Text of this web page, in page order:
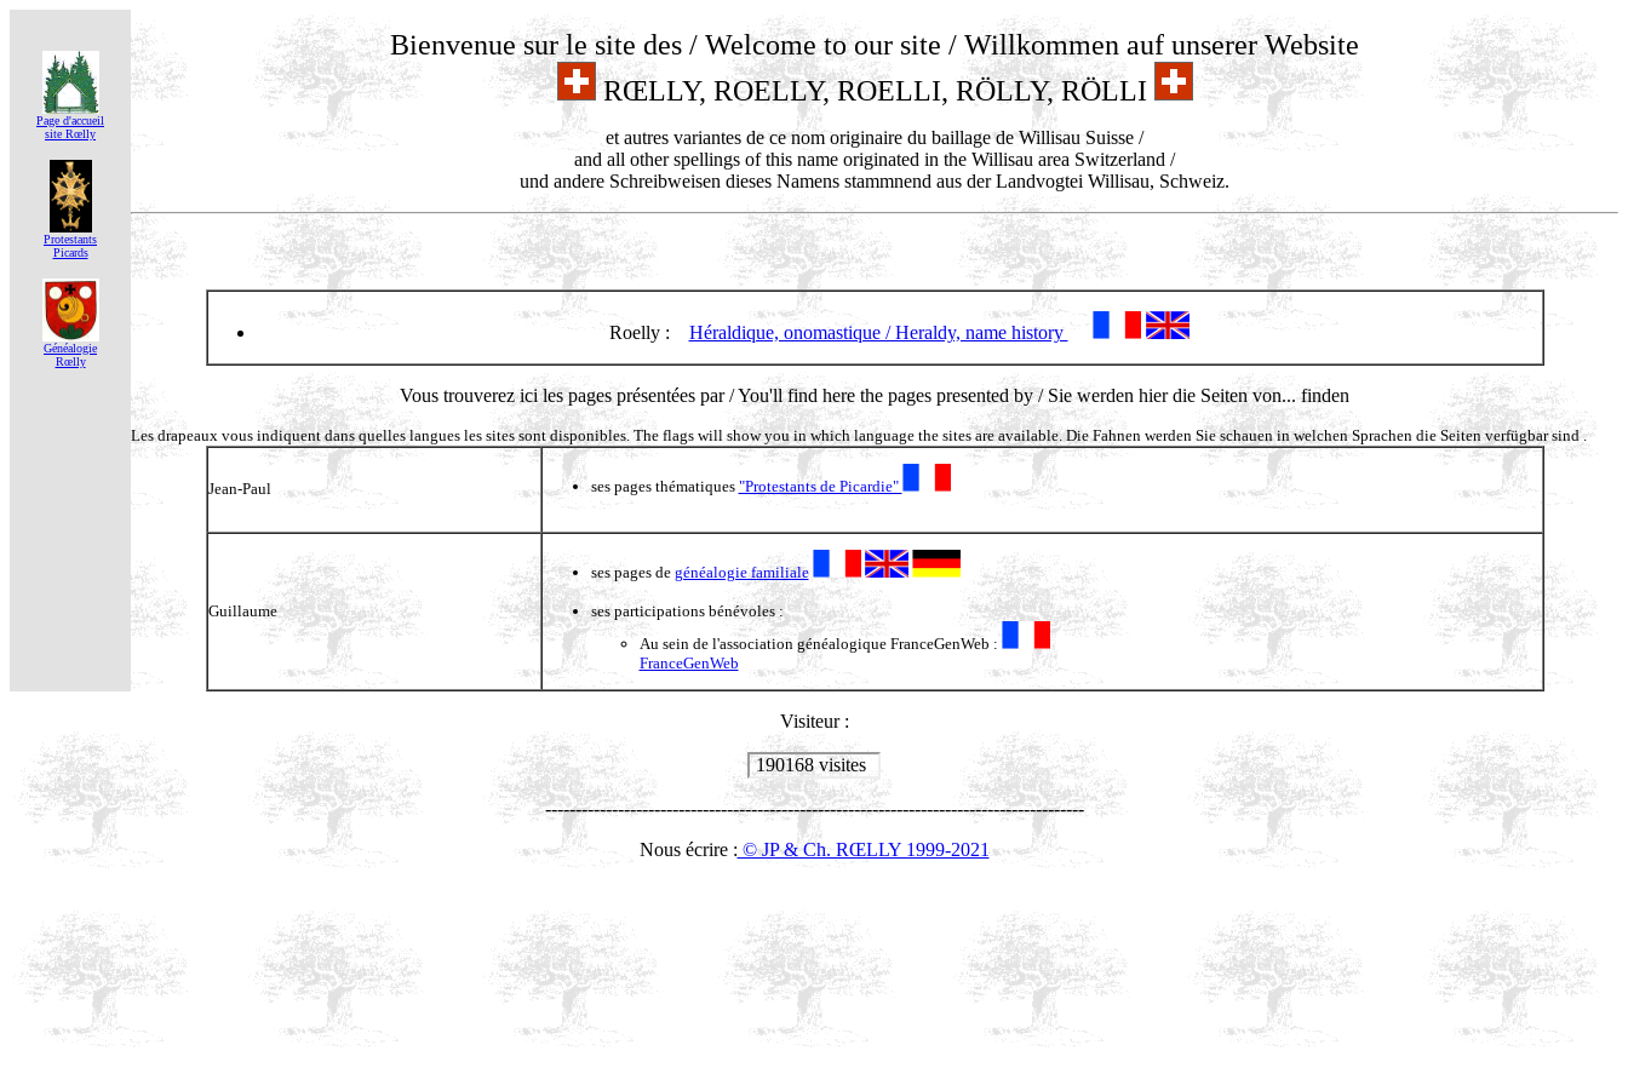
Page d'accueil
site Rœlly
Protestants
Picards
Généalogie
Rœlly
Bienvenue sur le site des / Welcome to our site / Willkommen auf unserer Website
RŒLLY, ROELLY, ROELLI, RÖLLY, RÖLLI
et autres variantes de ce nom originaire du baillage de Willisau Suisse /
and all other spellings of this name originated in the Willisau area Switzerland /
und andere Schreibweisen dieses Namens stammnend aus der Landvogtei Willisau, Schweiz.
Roelly : Héraldique, onomastique / Heraldy, name history
Vous trouverez ici les pages présentées par / You'll find here the pages presented by / Sie werden hier die Seiten von... finden
Les drapeaux vous indiquent dans quelles langues les sites sont disponibles. The flags will show you in which language the sites are available. Die Fahnen werden Sie schauen in welchen Sprachen die Seiten verfügbar sind .
Jean-Paul ses pages thématiques "Protestants de Picardie"
Guillaume
ses pages de généalogie familiale
ses participations bénévoles :
Au sein de l'association généalogique FranceGenWeb :
FranceGenWeb
Visiteur :
190168 visites
-----------------------------------------------------------------------------------------
Nous écrire : © JP & Ch. RŒLLY 1999-2021